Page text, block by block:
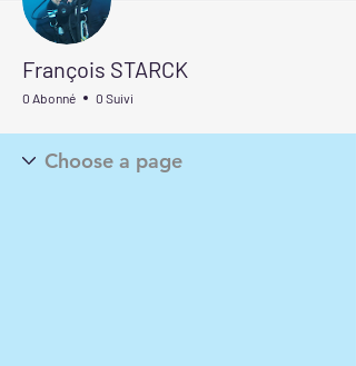
François STARCK
0 Abonné 0 Suivi